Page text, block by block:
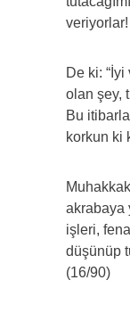
De ki:
olan şey,
Bu
korkun ki
akrabaya
işleri,
düşünüp
(16/90)